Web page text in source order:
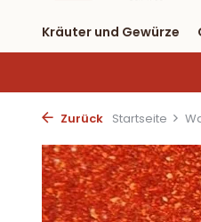
Kräuter und Gewürze
Zurück Startseite